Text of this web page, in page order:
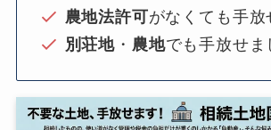
農地法許可がなくても手放
別荘地 ・ 農地でも手放せま